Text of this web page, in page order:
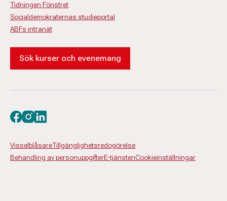
Tidningen Fönstret
Socialdemokraternas studieportal
ABFs intranät
Sök kurser och evenemang
VisselblåsareTillgänglighetsredogörelse
Behandling av personuppgifterE-tjänstenCookieinställningar
Besök oss på facebook
Besök oss på instagram
Besök oss på linkedin